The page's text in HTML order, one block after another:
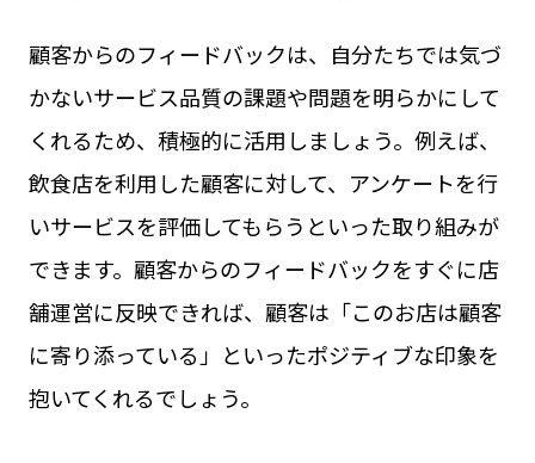
顧客からのフィードバックは、自分たちでは気づ
かないサービス品質の課題や問題を明らかにして
くれるため、積極的に活用しましょう。例えば、
飲食店を利用した顧客に対して、アンケートを行
いサービスを評価してもらうといった取り組みが
できます。顧客からのフィードバックをすぐに店
舗運営に反映できれば、顧客は「このお店は顧客
に寄り添っている」といったポジティブな印象を
抱いてくれるでしょう。